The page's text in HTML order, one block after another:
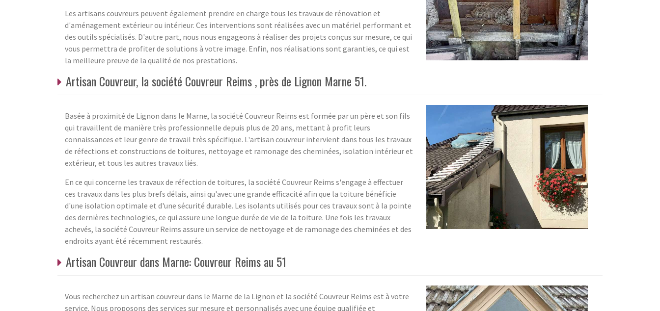
Les artisans couvreurs peuvent également prendre en charge tous les travaux de rénovation et
d'aménagement extérieur ou intérieur. Ces interventions sont réalisées avec un matériel performant et
des outils spécialisés. D'autre part, nous nous engageons à réaliser des projets conçus sur mesure, ce qui
vous permettra de profiter de solutions à votre image. Enfin, nos réalisations sont garanties, ce qui est
la meilleure preuve de la qualité de nos prestations.
Artisan Couvreur, la société Couvreur Reims , près de Lignon Marne 51.
Basée à proximité de Lignon dans le Marne, la société Couvreur Reims est formée par un père et son fils
qui travaillent de manière très professionnelle depuis plus de 20 ans, mettant à profit leurs
connaissances et leur genre de travail très spécifique. L'artisan couvreur intervient dans tous les travaux
de réfections et constructions de toitures, nettoyage et ramonage des cheminées, isolation intérieur et
extérieur, et tous les autres travaux liés.
En ce qui concerne les travaux de réfection de toitures, la société Couvreur Reims s'engage à effectuer
ces travaux dans les plus brefs délais, ainsi qu'avec une grande efficacité afin que la toiture bénéficie
d'une isolation optimale et d'une sécurité durable. Les isolants utilisés pour ces travaux sont à la pointe
des dernières technologies, ce qui assure une longue durée de vie de la toiture. Une fois les travaux
achevés, la société Couvreur Reims assure un service de nettoyage et de ramonage des cheminées et des
endroits ayant été récemment restaurés.
Artisan Couvreur dans Marne: Couvreur Reims au 51
Vous recherchez un artisan couvreur dans le Marne de la Lignon et la société Couvreur Reims est à votre
service. Nous proposons des services sur mesure et personnalisés avec une équipe qualifiée et